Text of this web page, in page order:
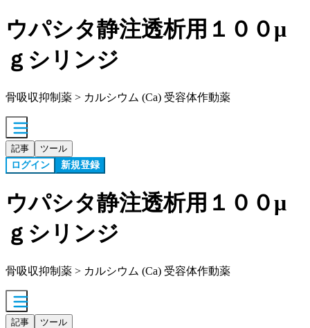
ウパシタ静注透析用１００μ
ｇシリンジ
骨吸収抑制薬 > カルシウム (Ca) 受容体作動薬
記事 ツール
ログイン 新規登録
ウパシタ静注透析用１００μ
ｇシリンジ
骨吸収抑制薬 > カルシウム (Ca) 受容体作動薬
記事 ツール